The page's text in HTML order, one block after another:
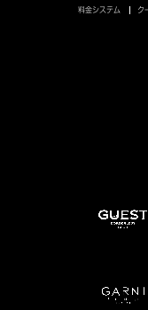
料金システム ク